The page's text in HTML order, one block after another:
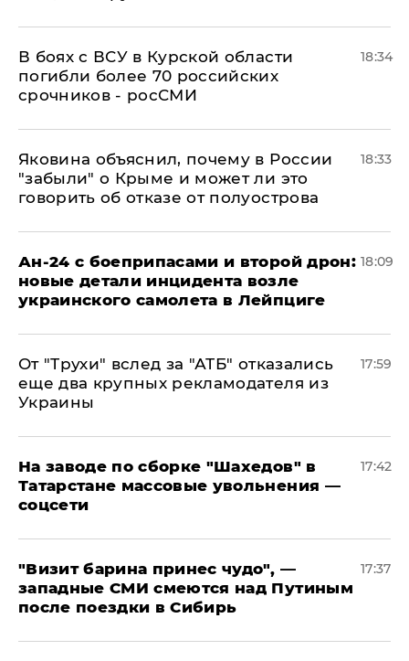
В боях с ВСУ в Курской области
погибли более 70 российских
срочников - росСМИ
18:34
Яковина объяснил, почему в России
"забыли" о Крыме и может ли это
говорить об отказе от полуострова
18:33
Ан-24 с боеприпасами и второй дрон:
новые детали инцидента возле
украинского самолета в Лейпциге
18:09
От "Трухи" вслед за "АТБ" отказались
еще два крупных рекламодателя из
Украины
17:59
На заводе по сборке "Шахедов" в
Татарстане массовые увольнения —
соцсети
17:42
"Визит барина принес чудо", —
западные СМИ смеются над Путиным
после поездки в Сибирь
17:37